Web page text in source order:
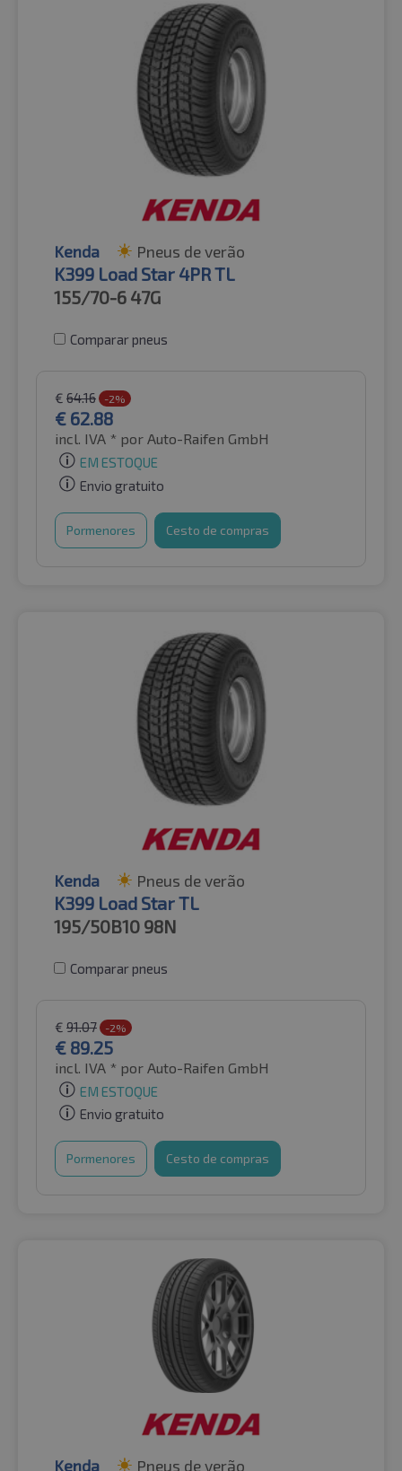
Kenda Pneus de verão
K399 Load Star 4PR TL
155/70-6 47G
Comparar pneus
€ 64.16 -2%
€ 62.88
incl. IVA * por Auto-Raifen GmbH
EM ESTOQUE
Envio gratuito
Pormenores Cesto de compras
Kenda Pneus de verão
K399 Load Star TL
195/50B10 98N
Comparar pneus
€ 91.07 -2%
€ 89.25
incl. IVA * por Auto-Raifen GmbH
EM ESTOQUE
Envio gratuito
Pormenores Cesto de compras
Kenda Pneus de verão